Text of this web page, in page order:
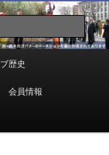
検
索
歴史
会員情報